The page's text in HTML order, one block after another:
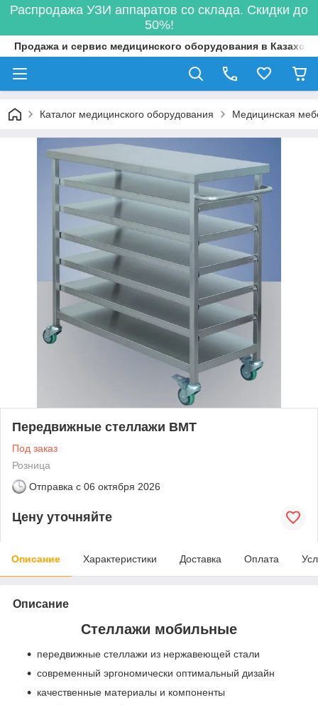
Распродажа УЗИ аппаратов со склада. Скидки до
50%!
Продажа и сервис медицинского оборудования в
Каталог медицинского оборудования Медицинская
Передвижные стеллажи BMT
Под заказ
Розница
Отправка с 06 октября 2026
Цену уточняйте
Описание Характеристики Доставка Оплата
Описание
Стеллажи мобильные
передвижные стеллажи из нержавеющей стали
современный эргономически оптимальный дизайн
качественные материалы и компоненты